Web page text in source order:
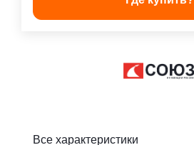
Все характеристики